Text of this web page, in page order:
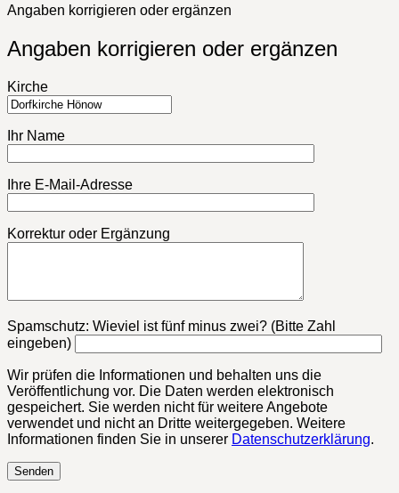
Angaben korrigieren oder ergänzen
Angaben korrigieren oder ergänzen
Kirche
Ihr Name
Ihre E-Mail-Adresse
Korrektur oder Ergänzung
Bitte lasse dieses Feld leer.
Spamschutz: Wieviel ist fünf minus zwei? (Bitte Zahl
eingeben)
Wir prüfen die Informationen und behalten uns die
Veröffentlichung vor. Die Daten werden elektronisch
gespeichert. Sie werden nicht für weitere Angebote
verwendet und nicht an Dritte weitergegeben. Weitere
Informationen finden Sie in unserer Datenschutzerklärung.